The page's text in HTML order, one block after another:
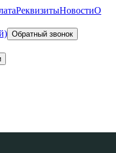
РеквизитыНовостиО
Обратный звонок